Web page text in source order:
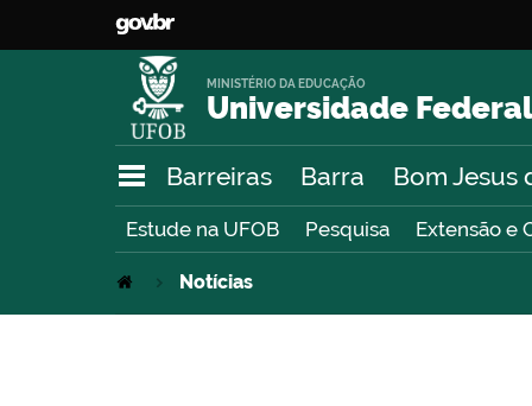
Universidade
MINISTÉRIO DA EDUCAÇÃO
Barreiras Barra Bom Jesus
Estude na UFOB Pesquisa Extensão e
Notícias